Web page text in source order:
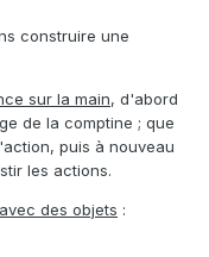
construire une
sur la main, d'abord
de la comptine ; que
puis à nouveau
les actions.
des objets :